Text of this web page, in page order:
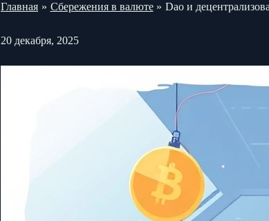
Главная Сбережения в валюте Dao и
20 декабря, 2025